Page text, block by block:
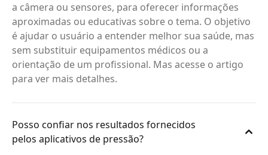
a câmera ou sensores, para oferecer informações
aproximadas ou educativas sobre o tema. O objetivo
é ajudar o usuário a entender melhor sua saúde, mas
sem substituir equipamentos médicos ou a
orientação de um profissional. Mas acesse o artigo
para ver mais detalhes.
Posso confiar nos resultados fornecidos
pelos aplicativos de pressão?